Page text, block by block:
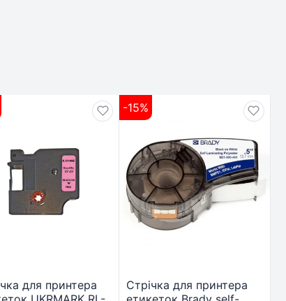
для принтера
-15%
Стрічка для принтера